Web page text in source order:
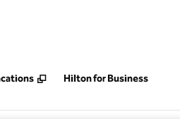
Hilton for Business